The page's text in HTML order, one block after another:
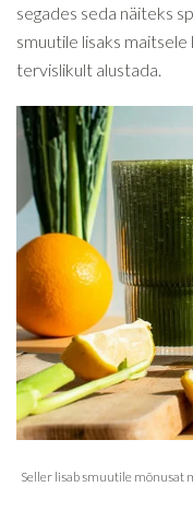
segades seda näiteks
smuutile lisaks
tervislikult alustada.